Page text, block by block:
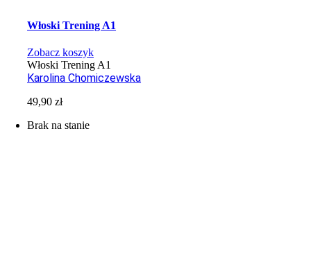
Włoski Trening A1
Zobacz koszyk
Włoski Trening A1
Karolina Chomiczewska
49,90zł
Brak na stanie